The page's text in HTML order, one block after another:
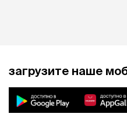
загрузите наше